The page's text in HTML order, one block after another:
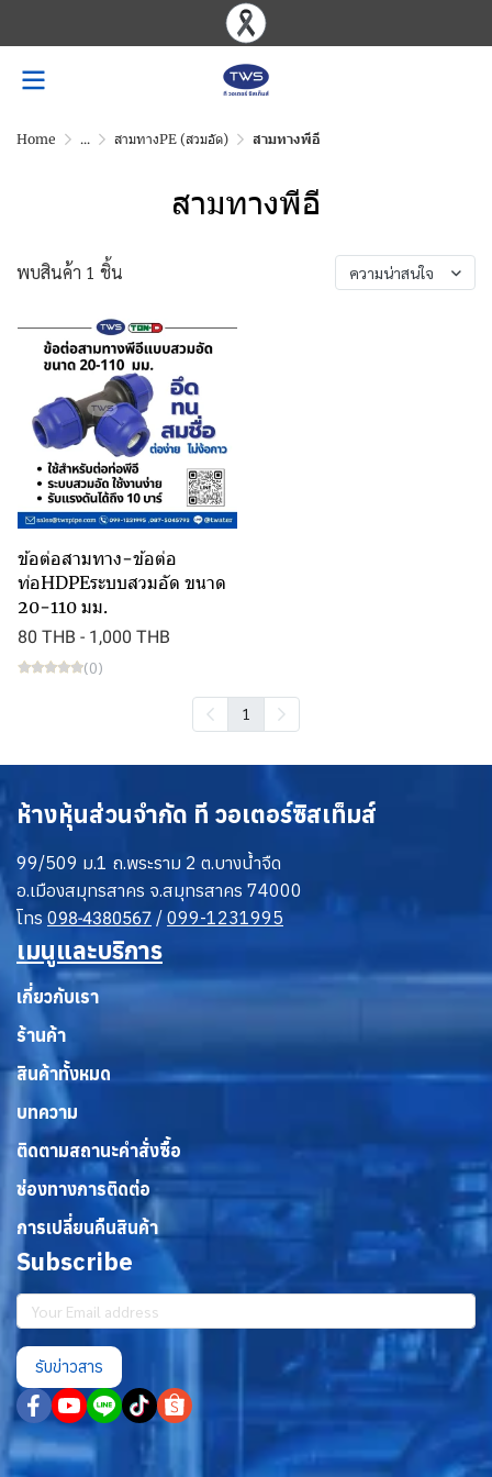
Home ... สามทางPE (สวมอัด) สามทางพีอี
สามทางพีอี
พบสินค้า 1 ชิ้น ความน่าสนใจ
ข้อต่อสามทาง-ข้อต่อ
ท่อHDPEระบบสวมอัด ขนาด
20-110 มม.
80 THB - 1,000 THB
(0)
1
ห้างหุ้นส่วนจำกัด ที วอเตอร์ซิสเท็มส์
99/509 ม.1 ถ.พระราม 2 ต.บางน้ำจืด
อ.เมืองสมุทรสาคร จ.สมุทรสาคร 74000
โทร098-4380567/ 099-1231995
เมนูและบริการ
เกี่ยวกับเรา
ร้านค้า
สินค้าทั้งหมด
บทความ
ติดตามสถานะคำสั่งซื้อ
ช่องทางการติดต่อ
การเปลี่ยนคืนสินค้า
Subscribe
รับข่าวสาร